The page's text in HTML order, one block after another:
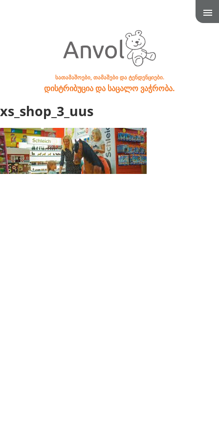
სათამაშოები, თამაშები და ტენდენციები.
დისტრიბუცია და საცალო ვაჭრობა.
xs_shop_3_uus